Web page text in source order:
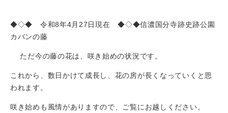
◆◇◆ 令和8年4月27日現在 ◆◇◆信濃国分寺跡史跡公園
カバンの藤
ただ今の藤の花は、咲き始めの状況です。
これから、数日かけて成長し、花の房が長くなっていくと思
われます。
咲き始めも風情がありますので、ご覧にお越しください。